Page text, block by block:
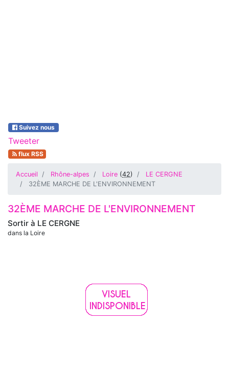
Suivez nous
Tweeter
flux RSS
Accueil Rhône-alpes Loire (42)
LE CERGNE
32ÈME MARCHE DE L'ENVIRONNEMENT
Sortir à LE CERGNE
dans la Loire
32ÈME MARCHE DE L'ENVIRONNEMENT